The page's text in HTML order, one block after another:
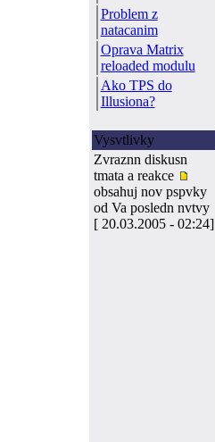
Problem z
natacanim
Oprava Matrix
reloaded modulu
Ako TPS do
Illusiona?
Vysvtlivky
Zvraznn diskusn
tmata a reakce
obsahuj nov pspvky
od Va posledn nvtvy
[ 20.03.2005 - 02:24]